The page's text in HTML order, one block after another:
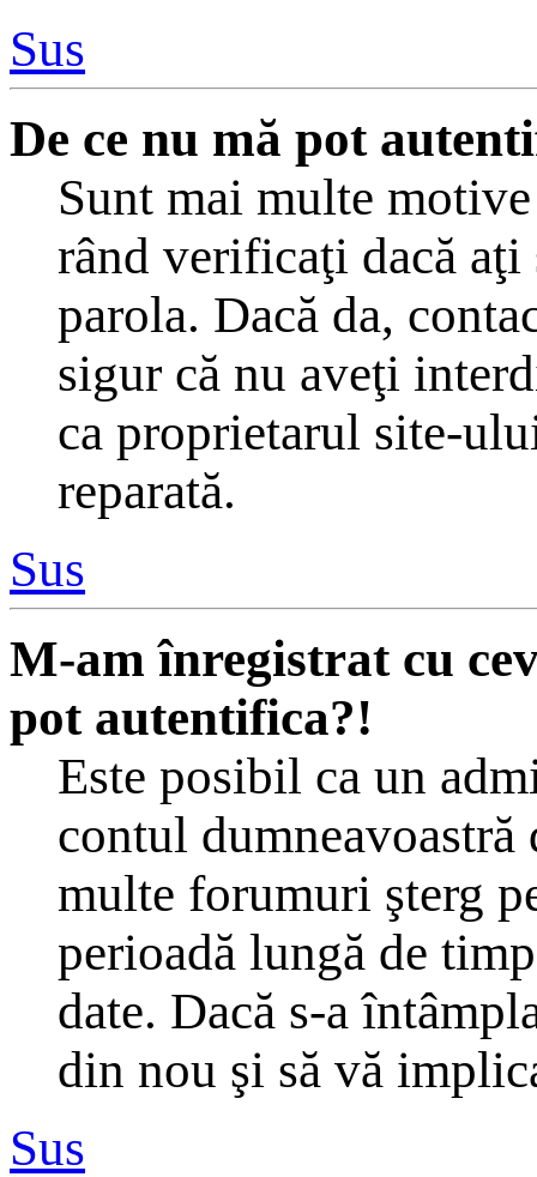
Sus
De ce nu mă pot
Sunt mai multe
rând verificaţi dacă
parola. Dacă da,
sigur că nu aveţi
ca proprietarul site-
reparată.
Sus
M-am înregistrat cu
pot autentifica?!
Este posibil ca un
contul
multe forumuri şterg
perioadă lungă de
date. Dacă s-a
din nou şi să vă
Sus